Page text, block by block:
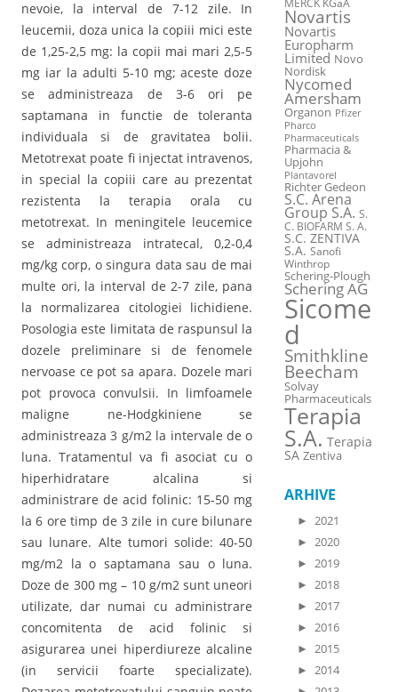
nevoie, la interval de 7-12 zile. In
leucemii, doza unica la copiii mici este
de 1,25-2,5 mg: la copii mai mari 2,5-5
mg iar la adulti 5-10 mg; aceste doze
se administreaza de 3-6 ori pe
saptamana in functie de toleranta
individuala si de gravitatea bolii.
Metotrexat poate fi injectat intravenos,
in special la copiii care au prezentat
rezistenta la terapia orala cu
metotrexat. In meningitele leucemice
se administreaza intratecal, 0,2-0,4
mg/kg corp, o singura data sau de mai
multe ori, la interval de 2-7 zile, pana
la normalizarea citologiei lichidiene.
Posologia este limitata de raspunsul la
dozele preliminare si de fenomele
nervoase ce pot sa apara. Dozele mari
pot provoca convulsii. In limfoamele
maligne ne-Hodgkiniene se
administreaza 3 g/m2 la intervale de o
luna. Tratamentul va fi asociat cu o
hiperhidratare alcalina si
administrare de acid folinic: 15-50 mg
la 6 ore timp de 3 zile in cure bilunare
sau lunare. Alte tumori solide: 40-50
mg/m2 la o saptamana sau o luna.
Doze de 300 mg – 10 g/m2 sunt uneori
utilizate, dar numai cu administrare
concomitenta de acid folinic si
asigurarea unei hiperdiureze alcaline
(in servicii foarte specializate).
MERCK KGaA
Novartis
Novartis
Europharm
Limited Novo
Nordisk
Nycomed
Amersham
Organon Pfizer
Pharco
Pharmaceuticals
Pharmacia &
Upjohn
Plantavorel
Richter Gedeon
S.C. Arena
Group S.A. S.
C. BIOFARM S. A.
S.C. ZENTIVA
S.A. Sanofi
Winthrop
Schering-Plough
Schering AG
Sicome
d
Smithkline
Beecham
Solvay
Pharmaceuticals
Terapia
S.A. Terapia
SA Zentiva
ARHIVE
► 2021
► 2020
► 2019
► 2018
► 2017
► 2016
► 2015
► 2014